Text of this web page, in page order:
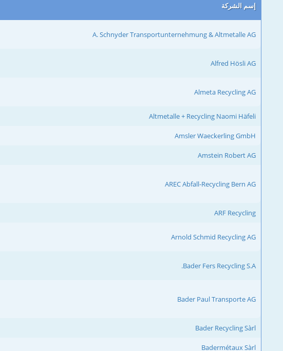
إسم الشركة
A. Schnyder Transportunternehmung & Altmetalle AG
Alfred Hösli AG
Almeta Recycling AG
Altmetalle + Recycling Naomi Häfeli
Amsler Waeckerling GmbH
Amstein Robert AG
AREC Abfall-Recycling Bern AG
ARF Recycling
Arnold Schmid Recycling AG
Bader Fers Recycling S.A.
Bader Paul Transporte AG
Bader Recycling Sàrl
Badermétaux Sàrl